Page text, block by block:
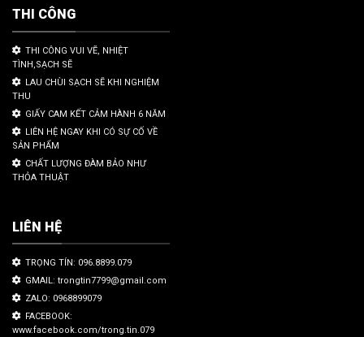
THI CÔNG
THI CÔNG VUI VẼ, NHIỆT
TÌNH,SẠCH SẼ
LAU CHÙI SẠCH SẼ KHI NGHIỆM
THU
GIẤY CAM KẾT CẢM HÀNH 6 NĂM
LIÊN HỆ NGAY KHI CÓ SỰ CỐ VỀ
SẢN PHẨM
CHẤT LƯỢNG ĐÀM BẢO NHƯ
THỎA THUẬT
LIÊN HỆ
TRỌNG TÍN: 096.8899.079
GMAIL: trongtin7799@gmail.com
ZALO: 0968899079
FACEBOOK:
www.facebook.com/trong.tin.079